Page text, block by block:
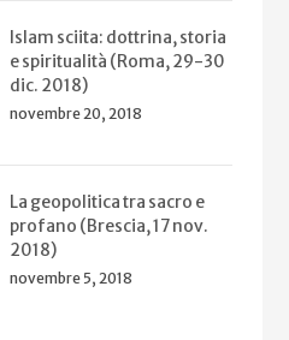
Islam sciita: dottrina, storia
e spiritualità (Roma, 29-30
dic. 2018)
novembre 20, 2018
La geopolitica tra sacro e
profano (Brescia, 17 nov.
2018)
novembre 5, 2018